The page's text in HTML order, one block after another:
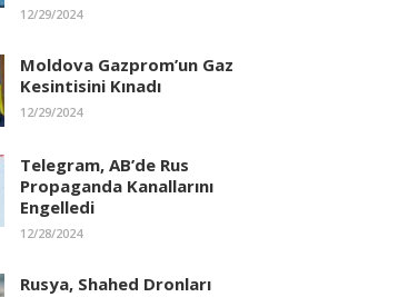
12/29/2024
Moldova Gazprom’un Gaz
Kesintisini Kınadı
12/29/2024
Telegram, AB’de Rus
Propaganda Kanallarını
Engelledi
12/28/2024
Rusya, Shahed Dronları